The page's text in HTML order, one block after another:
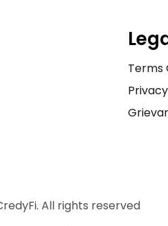
Terms
All rights reserved